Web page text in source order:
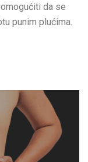
da se
punim plućima.